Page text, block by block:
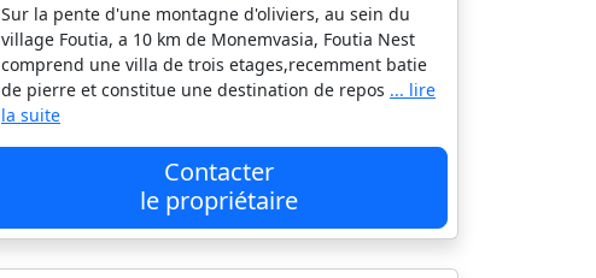
Sur la pente d'une montagne d'oliviers, au sein du
village Foutia, a 10 km de Monemvasia, Foutia Nest
comprend une villa de trois etages,recemment batie
de pierre et constitue une destination de repos ... lire
la suite
Contacter
le propriétaire